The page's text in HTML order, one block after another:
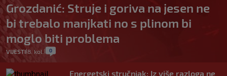
Grozdanić: Struje i goriva na jesen ne
bi trebalo manjkati no s plinom bi
moglo biti problema
VIJESTI 8. kol. 0
Energetski stručnjak: Iz više razloga ne